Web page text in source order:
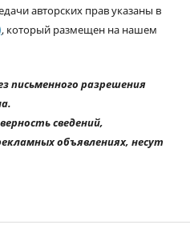
авторских прав указаны в
, который размещен на нашем
письменного разрешения
сведений,
объявлениях, несут